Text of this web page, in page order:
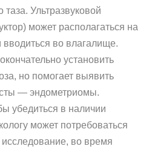
Ультразвуковой
может располагаться на
во влагалище.
установить
но помогает выявить
— эндометриомы.
убедиться в наличии
может потребоваться
исследование, во время